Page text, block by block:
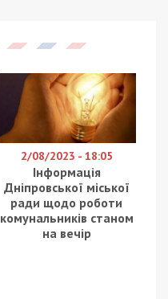
2/08/2023 - 18:05
Інформація
Дніпровської міської
ради щодо роботи
комунальників станом
на вечір